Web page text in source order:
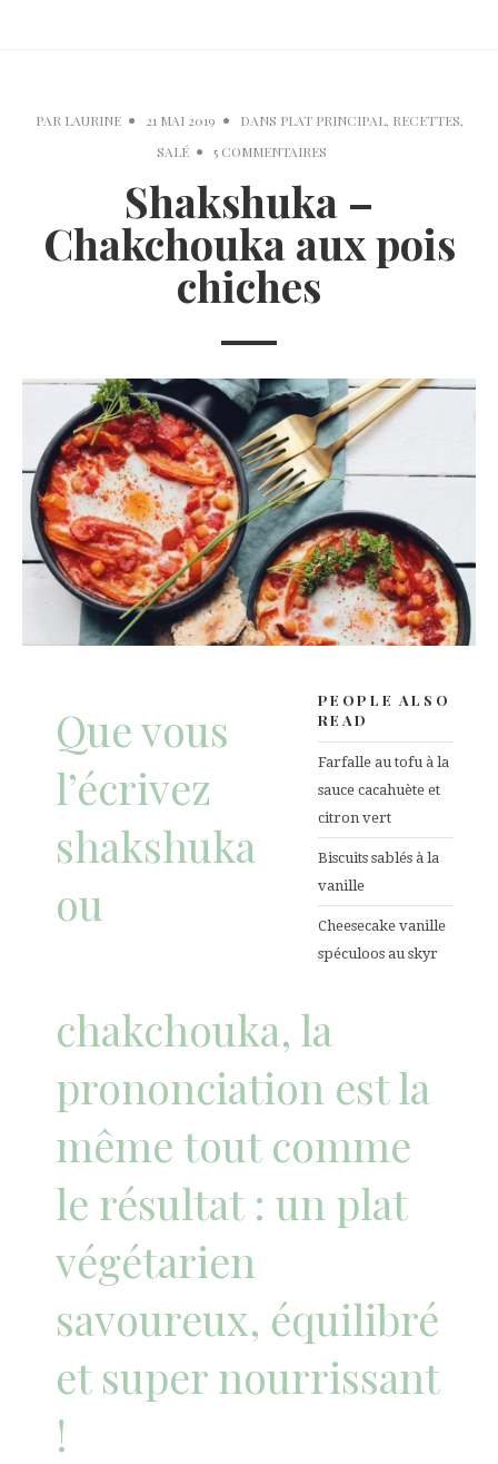
PAR LAURINE 21 MAI 2019 DANS PLAT PRINCIPAL, RECETTES,
SALÉ
5 COMMENTAIRES
Shakshuka –
Chakchouka aux pois
chiches
PEOPLE ALSO
READ
Farfalle au tofu à la
sauce cacahuète et
citron vert
Biscuits sablés à la
vanille
Cheesecake vanille
spéculoos au skyr
Que vous
l’écrivez
shakshuka
ou
chakchouka, la
prononciation est la
même tout comme
le résultat : un plat
végétarien
savoureux, équilibré
et super nourrissant
!